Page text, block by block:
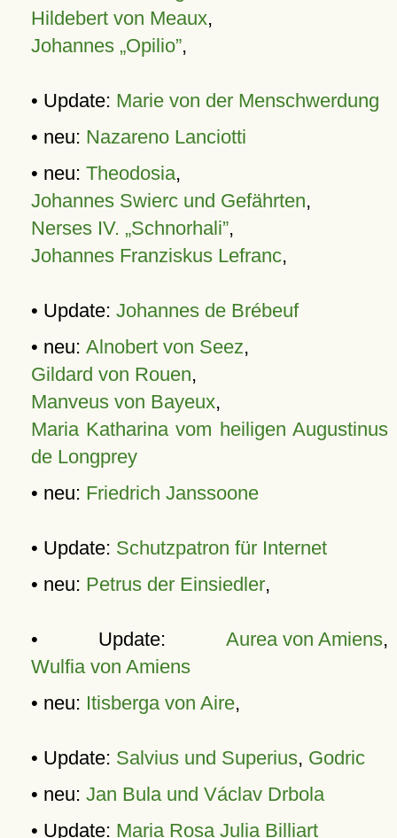
Hildebert von Meaux,
Johannes „Opilio”,
• Update: Marie von der Menschwerdung
• neu: Nazareno Lanciotti
• neu: Theodosia,
Johannes Swierc und Gefährten,
Nerses IV. „Schnorhali”,
Johannes Franziskus Lefranc,
• Update: Johannes de Brébeuf
• neu: Alnobert von Seez,
Gildard von Rouen,
Manveus von Bayeux,
Maria Katharina vom heiligen Augustinus
de Longprey
• neu: Friedrich Janssoone
• Update: Schutzpatron für Internet
• neu: Petrus der Einsiedler,
• Update: Aurea von Amiens,
Wulfia von Amiens
• neu: Itisberga von Aire,
• Update: Salvius und Superius, Godric
• neu: Jan Bula und Václav Drbola
• Update: Maria Rosa Julia Billiart